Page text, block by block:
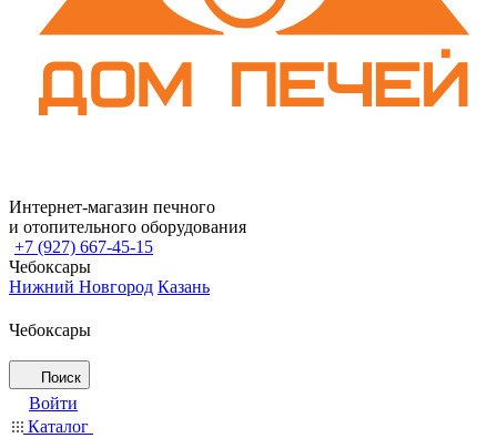
Интернет-магазин печного
и отопительного оборудования
+7 (927) 667-45-15
Чебоксары
Нижний Новгород Казань
Чебоксары
Поиск
Войти
Каталог